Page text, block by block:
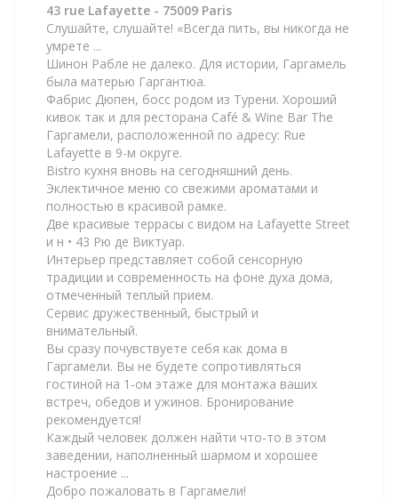
43 rue Lafayette - 75009 Paris
Слушайте, слушайте! «Всегда пить, вы никогда не
умрете ...
Шинон Рабле не далеко. Для истории, Гаргамель
была матерью Гаргантюа.
Фабрис Дюпен, босс родом из Турени. Хороший
кивок так и для ресторана Café & Wine Bar The
Гаргамели, расположенной по адресу: Rue
Lafayette в 9-м округе.
Bistro кухня вновь на сегодняшний день.
Эклектичное меню со свежими ароматами и
полностью в красивой рамке.
Две красивые террасы с видом на Lafayette Street
и н • 43 Рю де Виктуар.
Интерьер представляет собой сенсорную
традиции и современность на фоне духа дома,
отмеченный теплый прием.
Сервис дружественный, быстрый и
внимательный.
Вы сразу почувствуете себя как дома в
Гаргамели. Вы не будете сопротивляться
гостиной на 1-ом этаже для монтажа ваших
встреч, обедов и ужинов. Бронирование
рекомендуется!
Каждый человек должен найти что-то в этом
заведении, наполненный шармом и хорошее
настроение ...
Добро пожаловать в Гаргамели!